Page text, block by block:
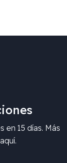
en 15 días. Más